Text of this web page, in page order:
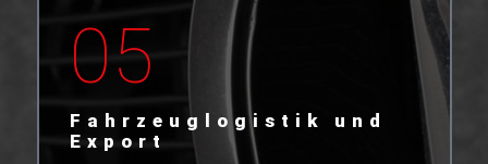
05
Fahrzeuglogistik und
Export